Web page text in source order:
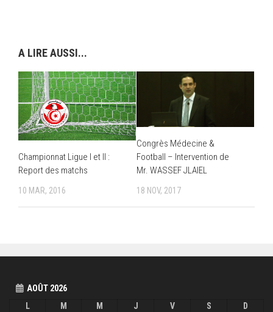
A LIRE AUSSI...
Championnat Ligue I et II :
Report des matchs
10 MAR, 2016
Congrès Médecine &
Football – Intervention de
Mr. WASSEF JLAIEL
18 NOV, 2017
AOÛT 2026
L
M M J V S D